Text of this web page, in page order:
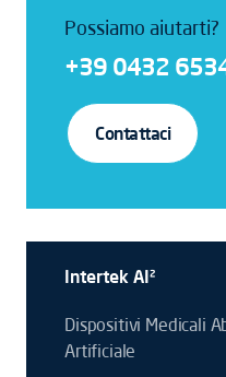
Possiamo aiutarti?
+39 0432
Contattaci
Intertek AI²
Dispositivi Medicali
Artificiale